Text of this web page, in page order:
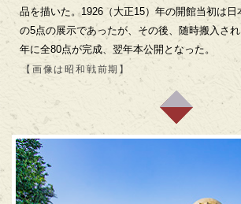
品を描いた。1926（大正15）年の開館当初は日
の5点の展示であったが、その後、随時搬入され
年に全80点が完成、翌年本公開となった。
【画像は昭和戦前期】